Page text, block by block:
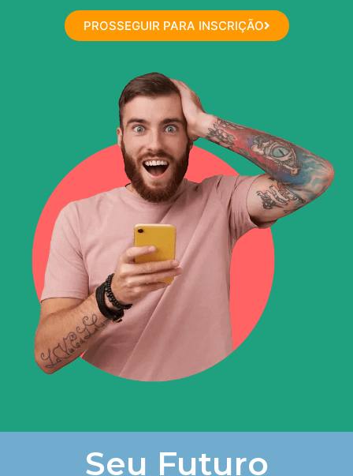
PROSSEGUIR PARA INSCRIÇÃO
Seu Futuro